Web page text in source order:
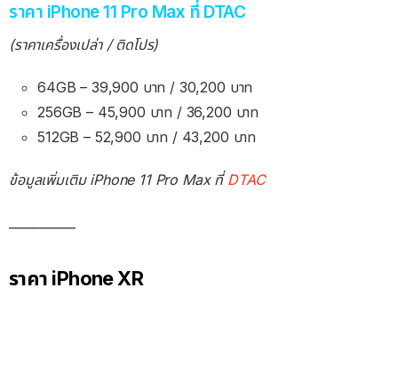
ราคา iPhone 11 Pro Max ที่ DTAC
(ราคาเครื่องเปล่า / ติดโปร)
64GB – 39,900 บาท / 30,200 บาท
256GB – 45,900 บาท / 36,200 บาท
512GB – 52,900 บาท / 43,200 บาท
ข้อมูลเพิ่มเติม iPhone 11 Pro Max ที่ DTAC
ราคา iPhone XR